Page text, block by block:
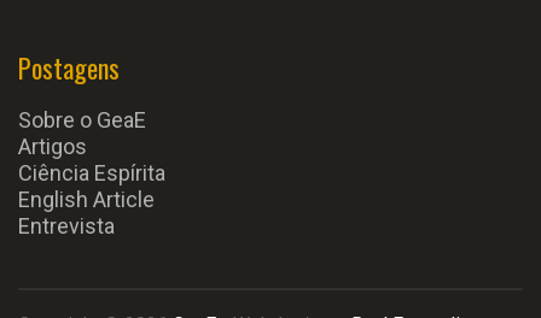
Postagens
Sobre o GeaE
Artigos
Ciência Espírita
English Article
Entrevista